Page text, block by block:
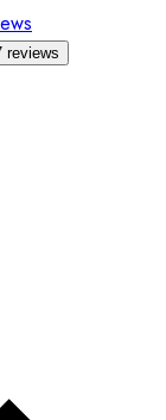
reviews